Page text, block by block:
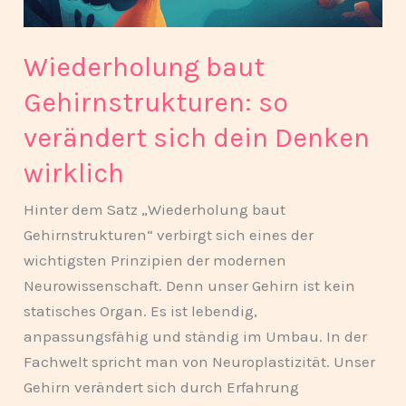
Wiederholung baut
Gehirnstrukturen: so
verändert sich dein Denken
wirklich
Hinter dem Satz „Wiederholung baut
Gehirnstrukturen“ verbirgt sich eines der
wichtigsten Prinzipien der modernen
Neurowissenschaft. Denn unser Gehirn ist kein
statisches Organ. Es ist lebendig,
anpassungsfähig und ständig im Umbau. In der
Fachwelt spricht man von Neuroplastizität. Unser
Gehirn verändert sich durch Erfahrung
dein
wirklich